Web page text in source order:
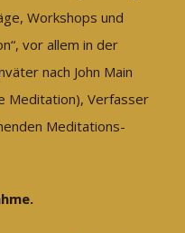
Workshops und
vor allem in der
nach John Main
Meditation), Verfasser
Meditations-